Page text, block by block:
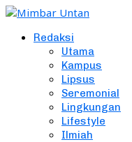
Redaksi
Utama
Kampus
Lipsus
Seremonial
Lingkungan
Lifestyle
Ilmiah